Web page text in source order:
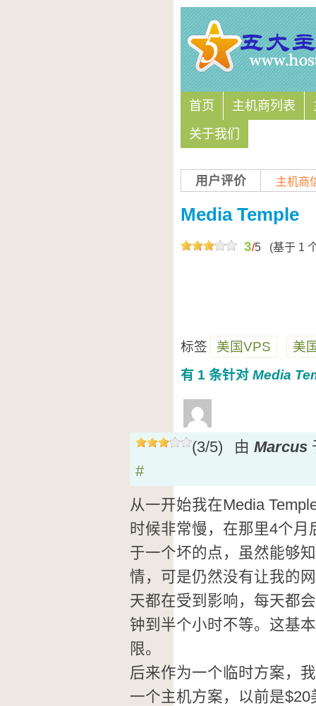
首页 主机商列表
关于我们
用户评价 主机商
Media Temple
3/5 (基于 1
标签 美国VPS
美
有 1 条针对 Media
(3/5) 由 Marcus
#
从一开始我在Media
时候非常慢，在那里4个
于一个坏的点，虽然能够
情，可是仍然没有让我的
天都在受到影响，每天都
钟到半个小时不等。这基
限。
后来作为一个临时方案，
一个主机方案，以前是